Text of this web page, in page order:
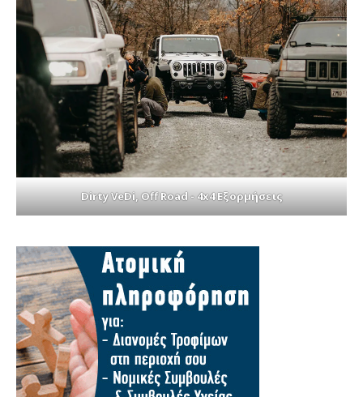
Dirty VeDi, Off Road - 4x4 Εξορμήσεις